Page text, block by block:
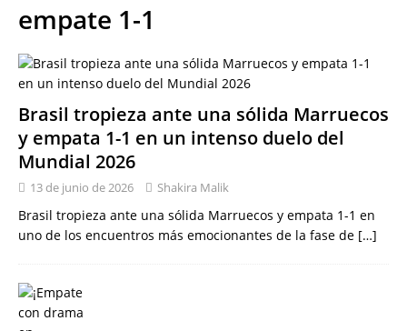
empate 1-1
Brasil tropieza ante una sólida Marruecos
y empata 1-1 en un intenso duelo del
Mundial 2026
13 de junio de 2026 Shakira Malik
Brasil tropieza ante una sólida Marruecos y empata 1-1 en
uno de los encuentros más emocionantes de la fase de […]